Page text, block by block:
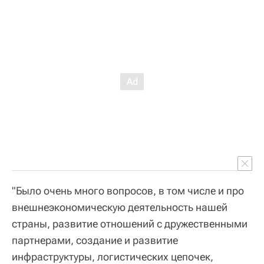
"Было очень много вопросов, в том числе и про
внешнеэкономическую деятельность нашей
страны, развитие отношений с дружественными
партнерами, создание и развитие
инфраструктуры, логистических цепочек,